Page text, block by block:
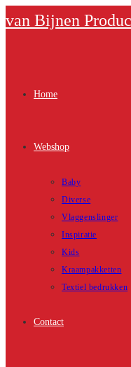
naar
van Bijnen
Home
Webshop
Baby
Diverse
Vlaggenslinger
Inspiratie
Kids
Kraampakketten
Textiel bedrukken
Contact